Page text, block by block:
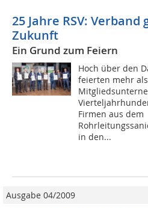
25 Jahre RSV:
Zukunft
Ein Grund zum Feiern
Hoch über den
feierten mehr
Firmen aus dem
in den...
Ausgabe 04/2009